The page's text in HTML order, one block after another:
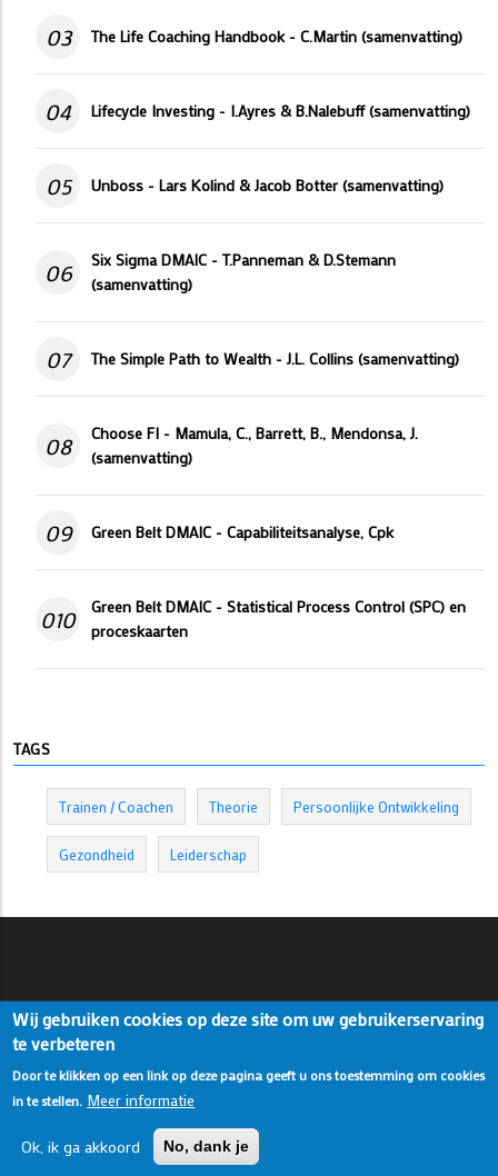
03 The Life Coaching Handbook - C.Martin (samenvatting)
04 Lifecycle Investing - I.Ayres & B.Nalebuff (samenvatting)
05 Unboss - Lars Kolind & Jacob Botter (samenvatting)
06
Six Sigma DMAIC - T.Panneman & D.Stemann
(samenvatting)
07 The Simple Path to Wealth - J.L. Collins (samenvatting)
08
Choose FI - Mamula, C., Barrett, B., Mendonsa, J.
(samenvatting)
09 Green Belt DMAIC - Capabiliteitsanalyse, Cpk
010
Green Belt DMAIC - Statistical Process Control (SPC) en
proceskaarten
TAGS
Trainen / Coachen Theorie Persoonlijke Ontwikkeling
Gezondheid Leiderschap
© Copyright Thijs Panneman. All Rights Reserved.
Wij gebruiken cookies op deze site om uw gebruikerservaring
te verbeteren
Door te klikken op een link op deze pagina geeft u ons toestemming om cookies
in te stellen. Meer informatie
Ok, ik ga akkoord No, dank je